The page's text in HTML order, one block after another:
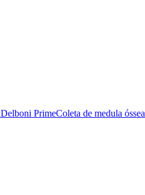
Delboni PrimeColeta de medula óssea